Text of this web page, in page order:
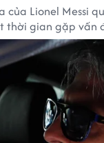
của Lionel Messi
thời gian gặp vấn